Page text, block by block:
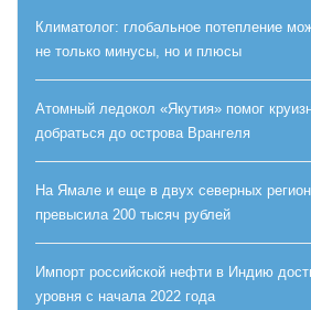
Климатолог: глобальное потепление
не только минусы, но и плюсы
Атомный ледокол «Якутия» помог
добраться до острова Врангеля
На Ямале и еще в двух северных
превысила 200 тысяч рублей
Импорт российской нефти в Индию
уровня с начала 2022 года